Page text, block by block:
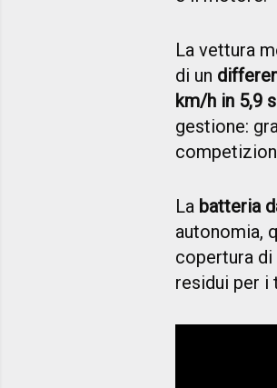
La vettura
di un
km/h in 5,9
gestione:
La batteria
autonomia,
copertura
residui per i